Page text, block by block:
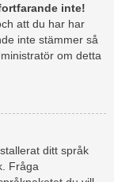
inte!
att du har har
inte stämmer så
om detta
ditt språk
Fråga